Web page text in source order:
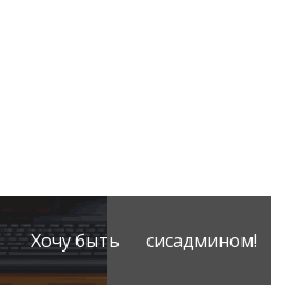
Хочу быть сисадмином!